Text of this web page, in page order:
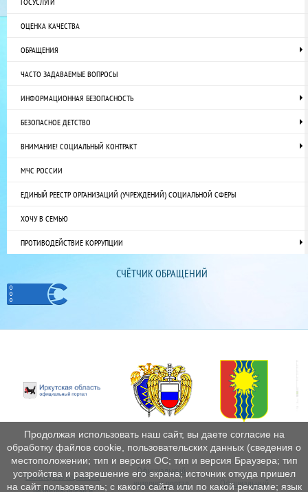
ОЦЕНКА КАЧЕСТВА
ОБРАЩЕНИЯ
ЧАСТО ЗАДАВАЕМЫЕ ВОПРОСЫ
ИНФОРМАЦИОННАЯ БЕЗОПАСНОСТЬ
БЕЗОПАСНОЕ ДЕТСТВО
ВНИМАНИЕ! СОЦИАЛЬНЫЙ КОНТРАКТ
МЧС РОССИИ
ЕДИНЫЙ РЕЕСТР ОРГАНИЗАЦИЙ (УЧРЕЖДЕНИЙ) СОЦИАЛЬНОЙ СФЕРЫ
ХОЧУ В СЕМЬЮ
ПРОТИВОДЕЙСТВИЕ КОРРУПЦИИ
СЧЁТЧИК ОБРАЩЕНИЙ
Министерство социального
развития, опеки и
Официальный
интернетпортал
Официальный
Продолжая использовать наш сайт, вы даете согласие на
обработку файлов cookie, пользовательских данных (сведения о
местоположении; тип и версия ОС; тип и версия Браузера; тип
устройства и разрешение его экрана; источник откуда пришел
на сайт пользователь; с какого сайта или по какой рекламе; язык